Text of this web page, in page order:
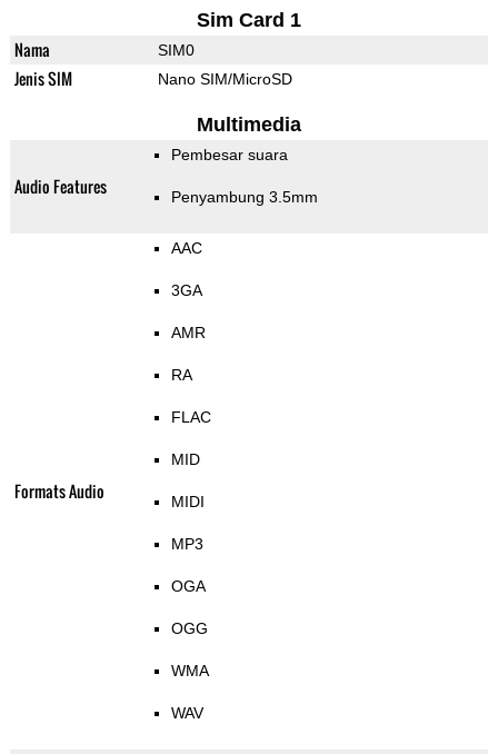
Sim Card 1
Nama SIM0
Jenis SIM Nano SIM/MicroSD
Multimedia
Audio Features
Pembesar suara
Penyambung 3.5mm
Formats Audio
AAC
3GA
AMR
RA
FLAC
MID
MIDI
MP3
OGA
OGG
WMA
WAV